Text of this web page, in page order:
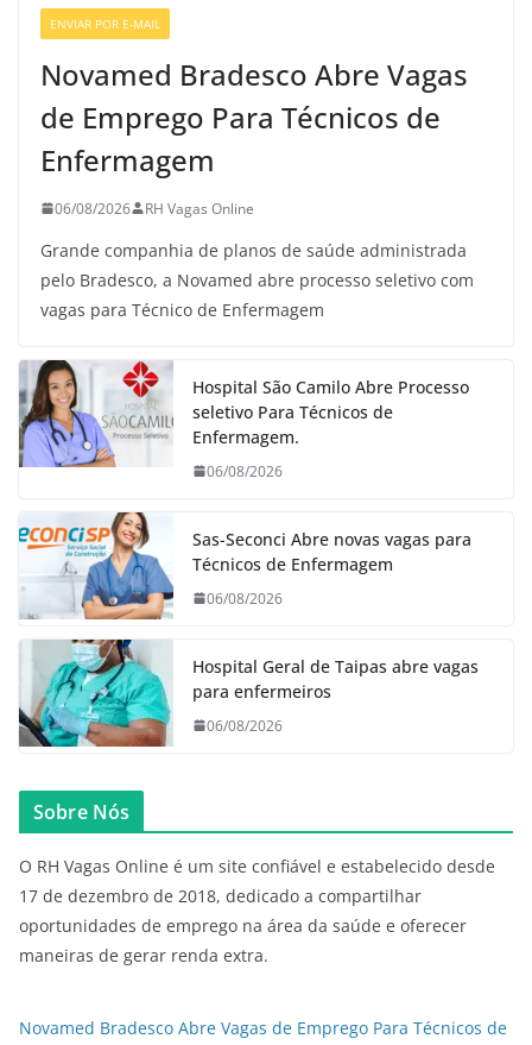
ENVIAR POR E-MAIL
Novamed Bradesco Abre Vagas
de Emprego Para Técnicos de
Enfermagem
06/08/2026 RH Vagas Online
Grande companhia de planos de saúde administrada
pelo Bradesco, a Novamed abre processo seletivo com
vagas para Técnico de Enfermagem
Hospital São Camilo Abre Processo
seletivo Para Técnicos de
Enfermagem.
06/08/2026
Sas-Seconci Abre novas vagas para
Técnicos de Enfermagem
06/08/2026
Hospital Geral de Taipas abre vagas
para enfermeiros
06/08/2026
Sobre Nós
O RH Vagas Online é um site confiável e estabelecido desde
17 de dezembro de 2018, dedicado a compartilhar
oportunidades de emprego na área da saúde e oferecer
maneiras de gerar renda extra.
Novamed Bradesco Abre Vagas de Emprego Para Técnicos de